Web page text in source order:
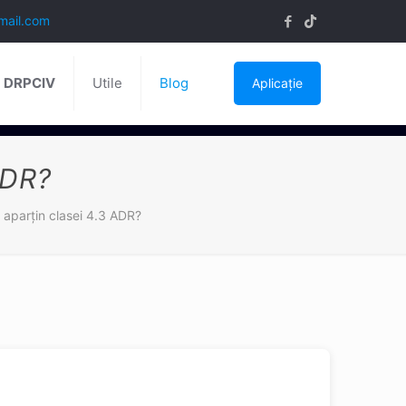
Utile Blog Aplicație
clasei 4.3 ADR?